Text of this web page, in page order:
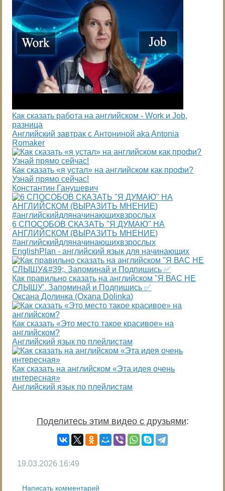
Как сказать работа на английском - Work и Job,
разница
Английский завтрак с Антониной aka Antonia
Romaker
Как сказать «я устал» на английском как профи?
Узнай прямо сейчас!
Константин Ганушевич
6 СПОСОБОВ СКАЗАТЬ "Я ДУМАЮ" НА
АНГЛИЙСКОМ (ВЫРАЗИТЬ МНЕНИЕ)
#английскийдляначинающихвзрослых
EnglishPlan - английский язык для начинающих
Как правильно сказать на английском "Я ВАС НЕ
СЛЫШУ'. Запоминай и Подпишись ✅
Оксана Долинка (Oxana Dolinka)
Как сказать «Это место такое красивое» на
английском?
Английский язык по плейлистам
Как сказать на английском «Эта идея очень
интересная»
Английский язык по плейлистам
Поделитесь этим видео с друзьями:
19.03.2026 16:49
Написать комментарий